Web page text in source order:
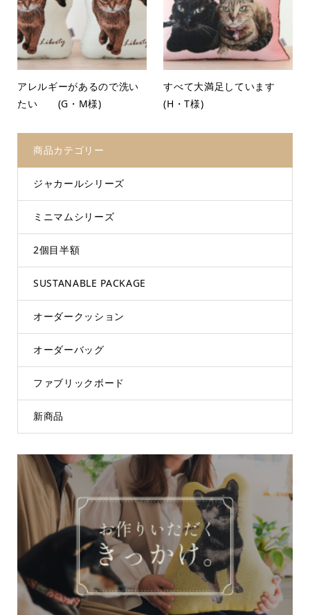
アレルギーがあるので洗い
たい (G・M様)
すべて大満足しています
(H・T様)
商品カテゴリー
ジャカールシリーズ
ミニマムシリーズ
2個目半額
SUSTANABLE PACKAGE
オーダークッション
オーダーバッグ
ファブリックボード
新商品